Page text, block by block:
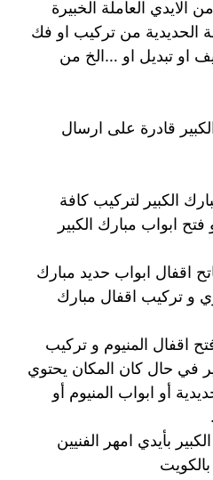
الايدي العاملة الخبيرة
الحديدية من تركيب او فك
او تبديل او …الخ من
قادرة على ارسال
الكبير لتركيب كافة
فتح ابواب مبارك الكبير
اقفال ابواب حديد مبارك
و تركيب اقفال مبارك
اقفال المنيوم و تركيب
في حال كان المكان يحتوي
أو ابواب المنيوم أو
بأيدي امهر الفنيين
بالكويت